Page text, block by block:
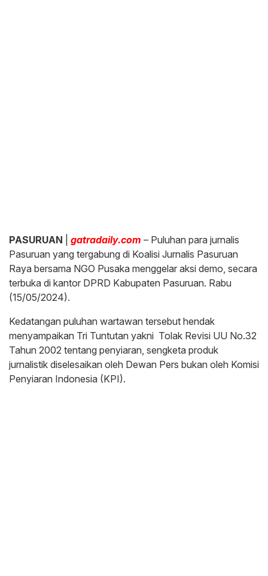
PASURUAN gatradaily.com – Puluhan para jurnalis
Pasuruan yang tergabung di Koalisi Jurnalis Pasuruan
Raya bersama NGO Pusaka menggelar aksi demo, secara
terbuka di kantor DPRD Kabupaten Pasuruan. Rabu
(15/05/2024).
Kedatangan puluhan wartawan tersebut hendak
menyampaikan Tri Tuntutan yakni Tolak Revisi UU No.32
Tahun 2002 tentang penyiaran, sengketa produk
jurnalistik diselesaikan oleh Dewan Pers bukan oleh Komisi
Penyiaran Indonesia (KPI).